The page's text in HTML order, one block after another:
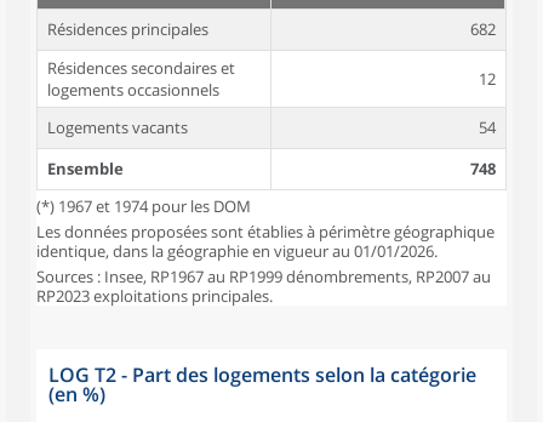
Résidences principales
682
Résidences secondaires et
logements occasionnels
12
Logements vacants
54
Ensemble
748
(*) 1967 et 1974 pour les DOM
Les données proposées sont établies à périmètre géographique
identique, dans la géographie en vigueur au 01/01/2026.
Sources : Insee, RP1967 au RP1999 dénombrements, RP2007 au
RP2023 exploitations principales.
LOG T2 - Part des logements selon la catégorie
(en %)